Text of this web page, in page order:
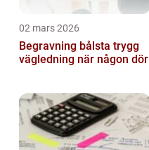
02 mars 2026
Begravning bålsta trygg
vägledning när någon dör